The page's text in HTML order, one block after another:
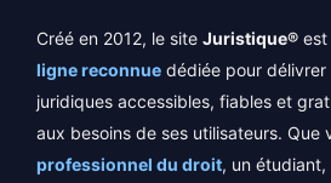
Créé en 2012, le site Juristique® est
ligne reconnue dédiée pour
juridiques accessibles, fiables et
aux besoins de ses utilisateurs. Que
professionnel du droit, un